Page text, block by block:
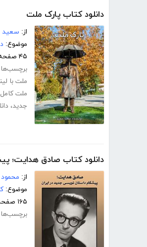
دانلود کتاب پارک ملت
از: سعید
موضوع:
۴۵ صفحه
ملت با
ملت کامل
جدید،
دانلود کتاب صادق هدایت؛
از:
موضوع:
۱۶۵ صفحه